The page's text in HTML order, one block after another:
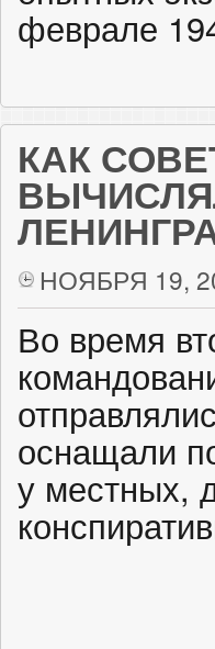
феврале
КАК
НОЯБРЯ 19,
Во время
оснащали
у местных,